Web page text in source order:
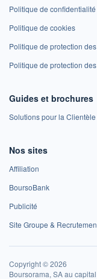
Politique de confidentialité
Politique de cookies
Politique de protection
Politique de protection
Guides et brochures
Solutions pour la
Nos sites
Affiliation
BoursoBank
Publicité
Site Groupe &
Copyright © 2026
Boursorama, SA au